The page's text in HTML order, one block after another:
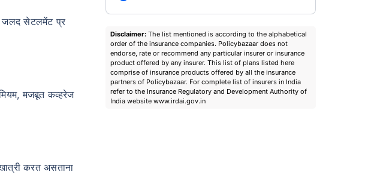
जलद सेटलमेंट प्र
मजबूत कव्हरेज
करत असताना
Disclaimer: The list mentioned is according to the alphabetical
order of the insurance companies. Policybazaar does not
endorse, rate or recommend any particular insurer or insurance
product offered by any insurer. This list of plans listed here
comprise of insurance products offered by all the insurance
partners of Policybazaar. For complete list of insurers in India
refer to the Insurance Regulatory and Development Authority of
India website www.irdai.gov.in